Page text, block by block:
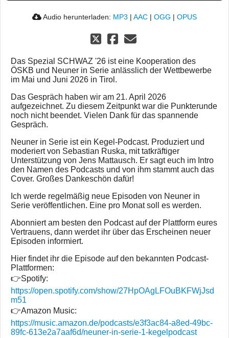
Audio herunterladen: MP3 | AAC | OGG | OPUS
Das Spezial SCHWAZ '26 ist eine Kooperation des
ÖSKB und Neuner in Serie anlässlich der Wettbewerbe
im Mai und Juni 2026 in Tirol.
Das Gespräch haben wir am 21. April 2026
aufgezeichnet. Zu diesem Zeitpunkt war die Punkterunde
noch nicht beendet. Vielen Dank für das spannende
Gespräch.
Neuner in Serie ist ein Kegel-Podcast. Produziert und
moderiert von Sebastian Ruska, mit tatkräftiger
Unterstützung von Jens Mattausch. Er sagt euch im Intro
den Namen des Podcasts und von ihm stammt auch das
Cover. Großes Dankeschön dafür!
Ich werde regelmäßig neue Episoden von Neuner in
Serie veröffentlichen. Eine pro Monat soll es werden.
Abonniert am besten den Podcast auf der Plattform eures
Vertrauens, dann werdet ihr über das Erscheinen neuer
Episoden informiert.
Hier findet ihr die Episode auf den bekannten Podcast-
Plattformen:
👉Spotify:
https://open.spotify.com/show/27HpOAgLFOuBKFWjJsd
m51
👉Amazon Music:
https://music.amazon.de/podcasts/e3f3ac84-a8ed-49bc-
89fc-613e2a7aaf6d/neuner-in-serie-1-kegelpodcast